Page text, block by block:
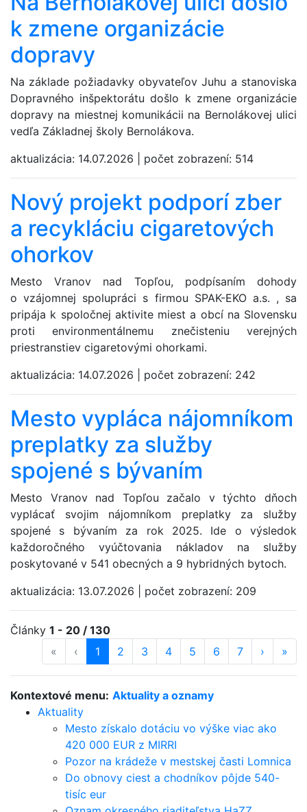
Kontextové menu: Aktuality a oznamy
Aktuality
Mesto získalo dotáciu vo výške viac ako
420 000 EUR z MIRRI
Pozor na krádeže v mestskej časti Lomnica
Do obnovy ciest a chodníkov pôjde 540-
tisíc eur
k zmene organizácie
dopravy
Na základe požiadavky obyvateľov Juhu a stanoviska
Dopravného inšpektorátu došlo k zmene organizácie
dopravy na miestnej komunikácii na Bernolákovej ulici
vedľa Základnej školy Bernolákova.
aktualizácia: 14.07.2026 počet zobrazení: 514
Nový projekt podporí zber
a recykláciu cigaretových
ohorkov
Mesto Vranov nad Topľou, podpísaním dohody
o vzájomnej spolupráci s firmou SPAK-EKO a.s. , sa
pripája k spoločnej aktivite miest a obcí na Slovensku
proti environmentálnemu znečisteniu verejných
priestranstiev cigaretovými ohorkami.
aktualizácia: 14.07.2026 počet zobrazení: 242
Mesto vypláca nájomníkom
preplatky za služby
spojené s bývaním
Mesto Vranov nad Topľou začalo v týchto dňoch
vyplácať svojim nájomníkom preplatky za služby
spojené s bývaním za rok 2025. Ide o výsledok
každoročného vyúčtovania nákladov na služby
poskytované v 541 obecných a 9 hybridných bytoch.
aktualizácia: 13.07.2026 počet zobrazení: 209
Články 1 - 20 / 130
« prvá strana
‹ predošlá strana
strana
1 (aktuálna)
strana
2 strana
3 strana
4 strana
5 strana
6 strana
7 ďalšia
› »